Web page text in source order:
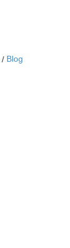
/ Blog